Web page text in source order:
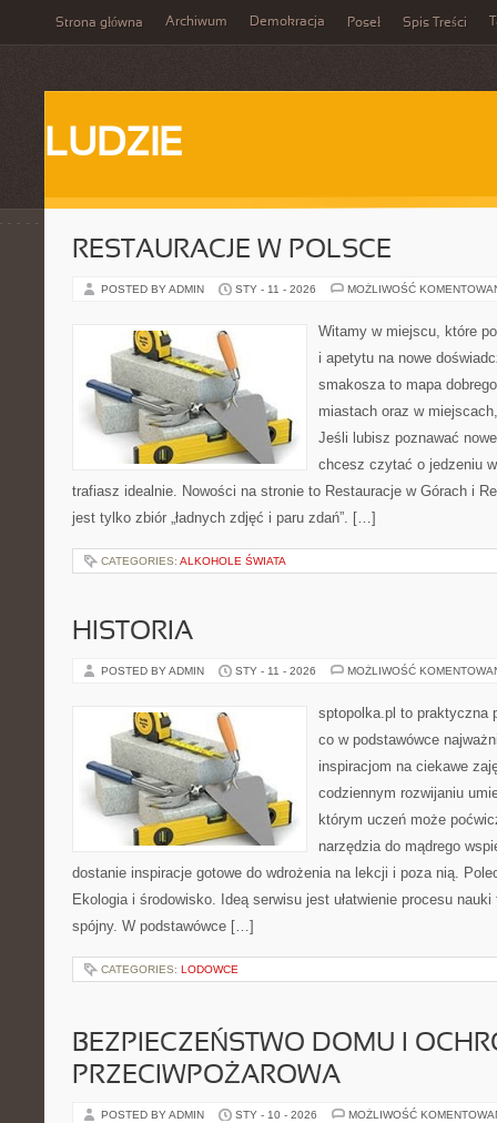
Strona główna Archiwum Demokracja Poseł Spis Treści
LUDZIE
RESTAURACJE W POLSCE
POSTED BY ADMIN STY - 11 - 2026 MOŻLIWOŚĆ
Witamy w miejscu, które
i apetytu na nowe
smakosza to mapa
miastach oraz w
Jeśli lubisz poznawać
chcesz czytać o jedzeniu
trafiasz idealnie. Nowości na stronie to Restauracje w Górach i
jest tylko zbiór „ładnych zdjęć i paru zdań”. […]
CATEGORIES: ALKOHOLE ŚWIATA
HISTORIA
POSTED BY ADMIN STY - 11 - 2026 MOŻLIWOŚĆ
sptopolka.pl to praktyczna
co w podstawówce
inspiracjom na ciekawe
codziennym rozwijaniu
którym uczeń może
narzędzia do mądrego
dostanie inspiracje gotowe do wdrożenia na lekcji i poza nią.
Ekologia i środowisko. Ideą serwisu jest ułatwienie procesu
spójny. W podstawówce […]
CATEGORIES: LODOWCE
BEZPIECZEŃSTWO DOMU I
PRZECIWPOŻAROWA
POSTED BY ADMIN STY - 10 - 2026 MOŻLIWOŚĆ